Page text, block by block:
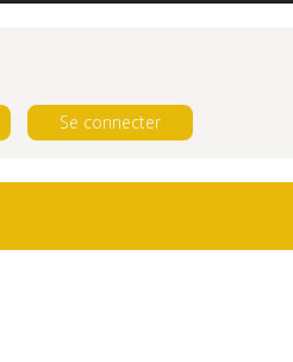
Se connecter